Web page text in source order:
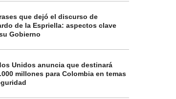
que dejó el discurso de
de la Espriella: aspectos clave
Gobierno
Unidos anuncia que destinará
millones para Colombia en temas